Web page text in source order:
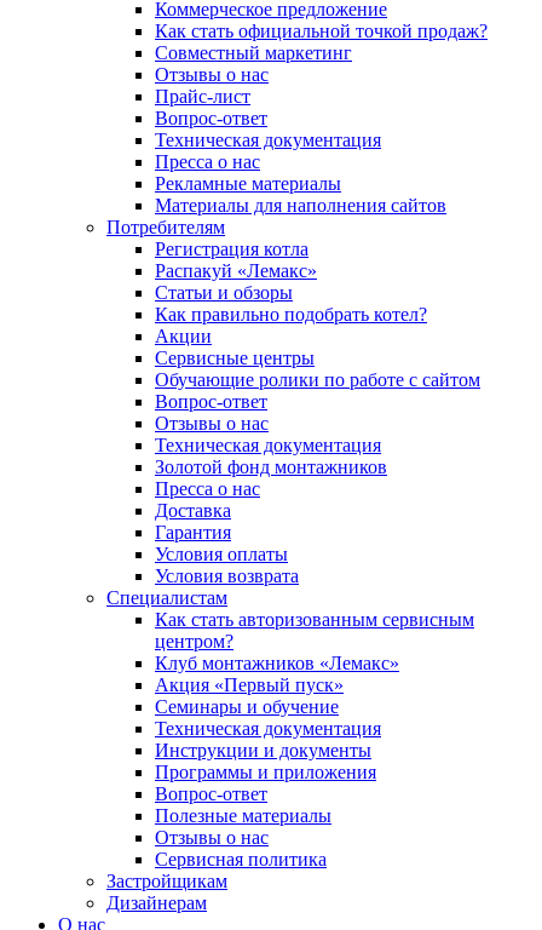
Коммерческое предложение
Как стать официальной точкой продаж?
Совместный маркетинг
Отзывы о нас
Прайс-лист
Вопрос-ответ
Техническая документация
Пресса о нас
Рекламные материалы
Материалы для наполнения сайтов
Потребителям
Регистрация котла
Распакуй «Лемакс»
Статьи и обзоры
Как правильно подобрать котел?
Акции
Сервисные центры
Обучающие ролики по работе с сайтом
Вопрос-ответ
Отзывы о нас
Техническая документация
Золотой фонд монтажников
Пресса о нас
Доставка
Гарантия
Условия оплаты
Условия возврата
Специалистам
Как стать авторизованным сервисным
центром?
Клуб монтажников «Лемакс»
Акция «Первый пуск»
Семинары и обучение
Техническая документация
Инструкции и документы
Программы и приложения
Вопрос-ответ
Полезные материалы
Отзывы о нас
Сервисная политика
Застройщикам
Дизайнерам
О нас